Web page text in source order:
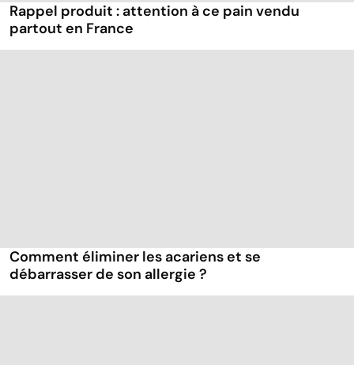
Rappel produit : attention à ce pain vendu
partout en France
Comment éliminer les acariens et se
débarrasser de son allergie ?